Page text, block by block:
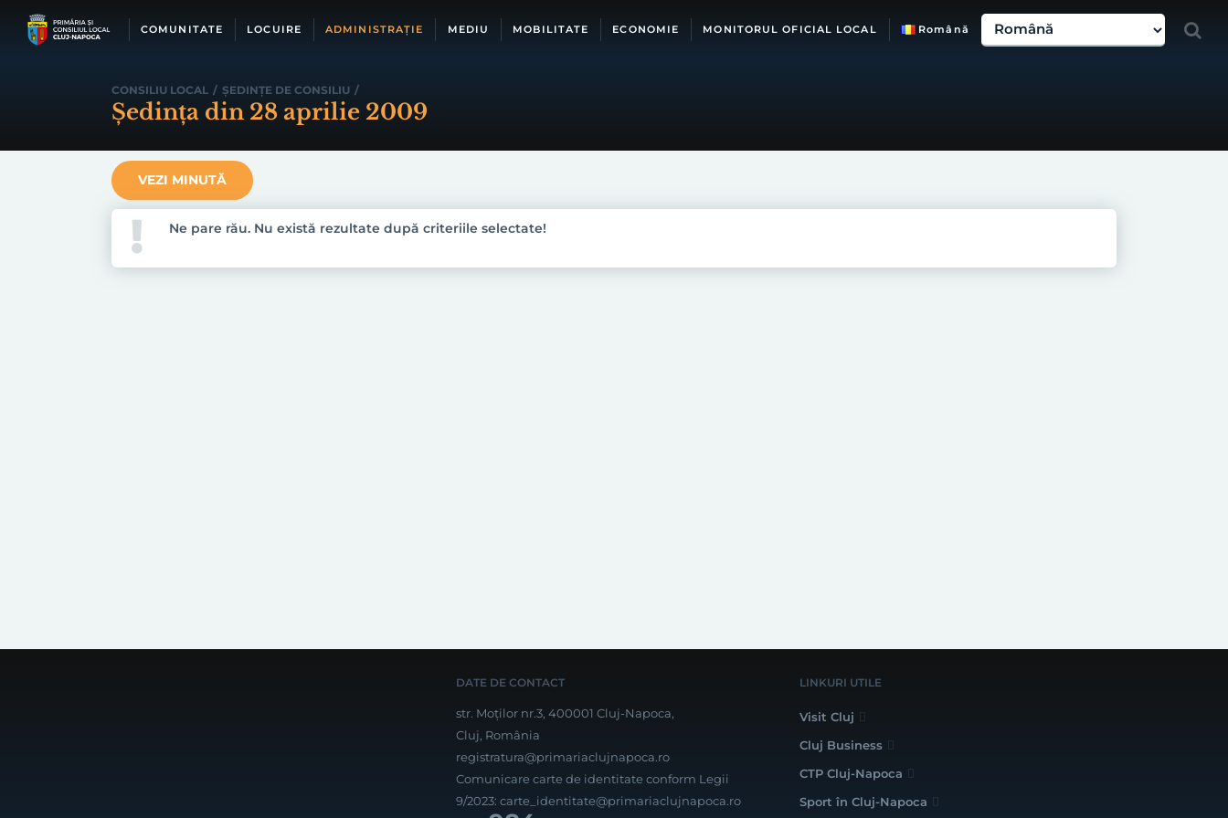
COMUNITATE LOCUIRE ADMINISTRAȚIE MEDIU MOBILITATE ECONOMIE MONITORUL OFICIAL LOCAL Română
CONSILIU LOCAL / ȘEDINȚE DE CONSILIU /
Ședința din 28 aprilie 2009
VEZI MINUTĂ
Ne pare rău. Nu există rezultate după criteriile selectate!
DATE DE CONTACT
str. Moților nr.3, 400001 Cluj-Napoca,
Cluj, România
registratura@primariaclujnapoca.ro
Comunicare carte de identitate conform Legii
9/2023: carte_identitate@primariaclujnapoca.ro
LINKURI UTILE
Visit Cluj
Cluj Business
CTP Cluj-Napoca
Sport în Cluj-Napoca